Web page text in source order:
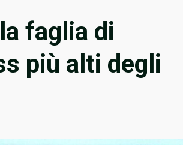
faglia di
più alti degli